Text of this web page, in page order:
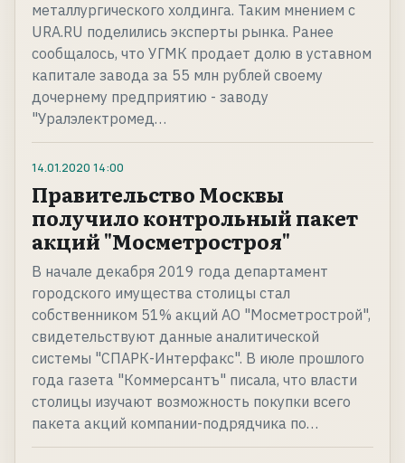
металлургического холдинга. Таким мнением с
URA.RU поделились эксперты рынка. Ранее
сообщалось, что УГМК продает долю в уставном
капитале завода за 55 млн рублей своему
дочернему предприятию - заводу
"Уралэлектромед…
14.01.2020 14:00
Правительство Москвы
получило контрольный пакет
акций "Мосметростроя"
В начале декабря 2019 года департамент
городского имущества столицы стал
собственником 51% акций АО "Мосметрострой",
свидетельствуют данные аналитической
системы "СПАРК-Интерфакс". В июле прошлого
года газета "Коммерсантъ" писала, что власти
столицы изучают возможность покупки всего
пакета акций компании-подрядчика по…